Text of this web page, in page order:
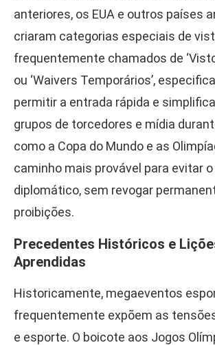
anteriores, os EUA e outros países
criaram categorias especiais de
frequentemente chamados de
ou ‘Waivers Temporários’,
permitir a entrada rápida e
grupos de torcedores e mídia
como a Copa do Mundo e as
caminho mais provável para evitar
diplomático, sem revogar
proibições.
Precedentes Históricos e
Aprendidas
Historicamente, megaeventos
frequentemente expõem as
e esporte. O boicote aos Jogos